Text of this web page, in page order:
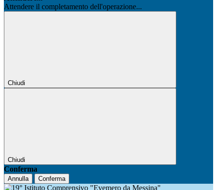
Attendere il completamento dell'operazione...
Chiudi
Chiudi
Conferma
Annulla Conferma